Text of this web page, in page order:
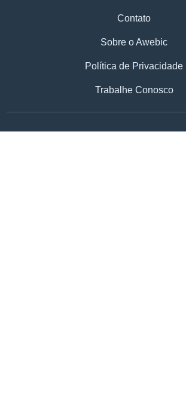
Contato
Sobre o Awebic
Política de Privacidade
Trabalhe Conosco